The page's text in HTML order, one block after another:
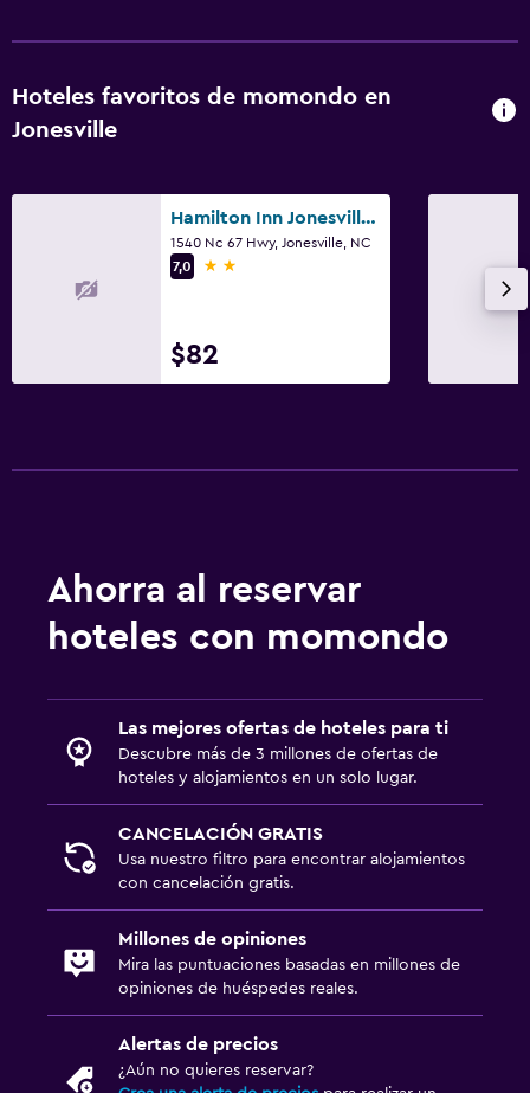
Hoteles favoritos de momondo en
Jonesville
Hamilton Inn Jonesville I-77
1540 Nc 67 Hwy, Jonesville, NC
7,0
2 estrellas
$82
Ahorra al reservar
hoteles con momondo
Las mejores ofertas de hoteles para ti
Descubre más de 3 millones de ofertas de
hoteles y alojamientos en un solo lugar.
CANCELACIÓN GRATIS
Usa nuestro filtro para encontrar alojamientos
con cancelación gratis.
Millones de opiniones
Mira las puntuaciones basadas en millones de
opiniones de huéspedes reales.
Alertas de precios
¿Aún no quieres reservar?